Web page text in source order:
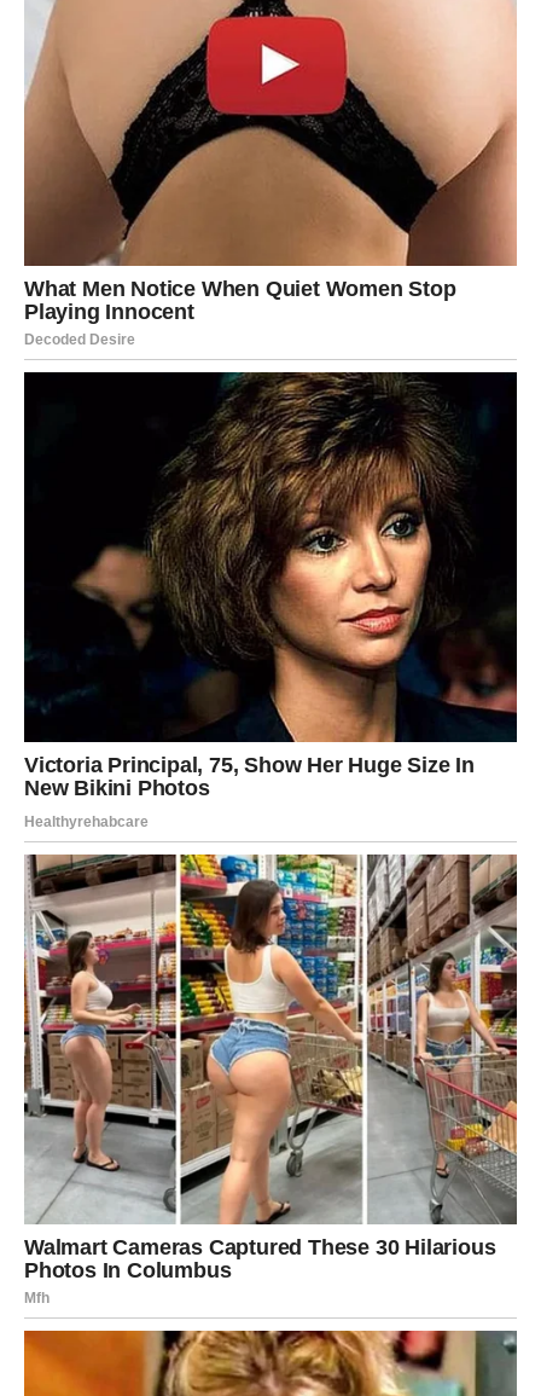
Na kraju, zapamtite i osnovnu mjeru:70 g po osobi za
prilog, 100 g za glavno jelo
. Tako ćete uvijek znati koliko
riže vam je dovoljno.
Riža je namirnica koja je toliko svestrana da se može
koristiti u bezbroj kombinacija – od jednostavnog priloga,
preko salata, do slatkih deserata. Ali osnovna tehnika
kuhanja ostaje ista:
strpljenje, pravi omjeri i malo
kulinarske pažnje.
PREUZMITE BESPLATNO!
⋆ KNJIGA SA RECEPTIMA ⋆
Upiši svoj email i preuzmi BESPLATNU
knjigu s receptima! Uživaj u jednostavnim
i ukusnim jelima koja će osvojiti tvoje
najdraže.
Jednim klikom preuzmi knjigu s najboljim